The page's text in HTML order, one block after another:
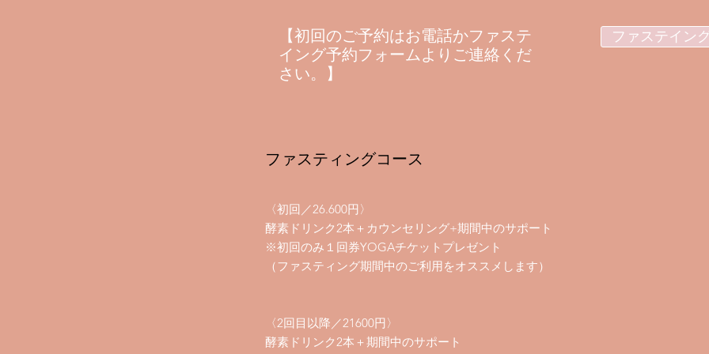
​【初回のご予約はお電話かファステ
イング予約フォームよりご連絡くだ
さい。】
ファステイン
ファスティングコース
〈初回／26.600円〉
酵素ドリンク2本＋カウンセリング+期間中のサポート
※初回のみ１回券YOGAチケットプレゼント
（ファスティング期間中のご利用をオススメします）
〈2回目以降／21600円〉
酵素ドリンク2本＋期間中のサポート